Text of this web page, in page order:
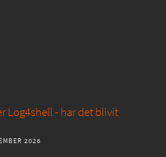
Log4shell - har det blivit
2026